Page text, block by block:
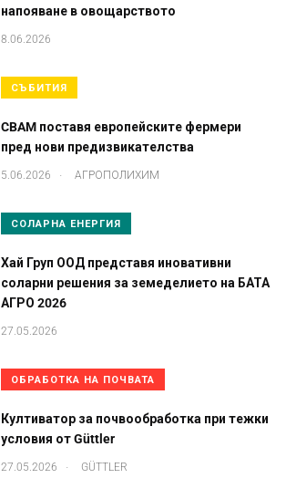
напояване в овощарството
8.06.2026
СЪБИТИЯ
CBAM поставя европейските фермери
пред нови предизвикателства
5.06.2026 . АГРОПОЛИХИМ
СОЛАРНА ЕНЕРГИЯ
Хай Груп ООД представя иновативни
соларни решения за земеделието на БАТА
АГРО 2026
27.05.2026
ОБРАБОТКА НА ПОЧВАТА
Култиватор за почвообработка при тежки
условия от Güttler
27.05.2026 . GÜTTLER